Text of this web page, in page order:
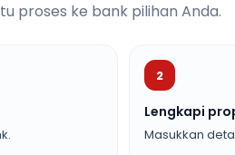
proses ke bank pilihan Anda.
2
Lengkapi
Masukkan